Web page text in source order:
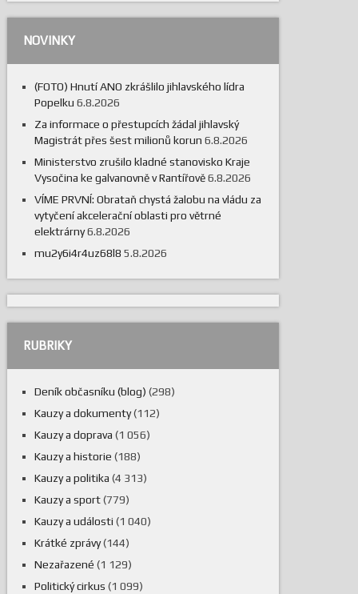
NOVINKY
(FOTO) Hnutí ANO zkrášlilo jihlavského lídra
Popelku 6.8.2026
Za informace o přestupcích žádal jihlavský
Magistrát přes šest milionů korun 6.8.2026
Ministerstvo zrušilo kladné stanovisko Kraje
Vysočina ke galvanovně v Rantířově6.8.2026
VÍME PRVNÍ: Obrataň chystá žalobu na vládu za
vytyčení akcelerační oblasti pro větrné
elektrárny6.8.2026
mu2y6i4r4uz68l8 5.8.2026
RUBRIKY
Deník občasníku (blog) (298)
Kauzy a dokumenty(112)
Kauzy a doprava (1 056)
Kauzy a historie (188)
Kauzy a politika (4 313)
Kauzy a sport(779)
Kauzy a události (1 040)
Krátké zprávy(144)
Nezařazené (1 129)
Politický cirkus (1 099)